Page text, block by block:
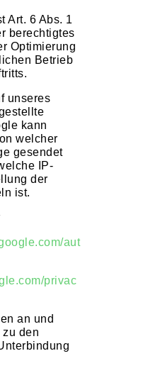
Art. 6 Abs. 1
berechtigtes
Optimierung
Betrieb
unseres
kann
welcher
gesendet
IP-
der
ist.
aut
privac
an und
den